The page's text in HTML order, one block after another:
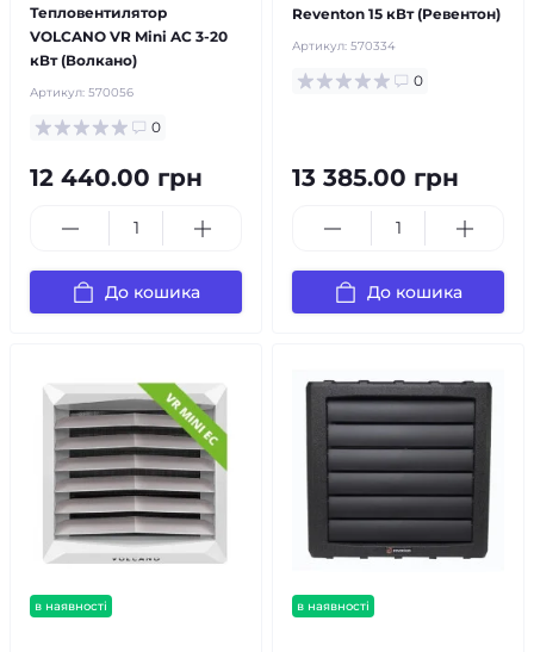
Тепловентилятор
VOLCANO VR Mini AC 3-20
кВт (Волкано)
Артикул: 570056
0
12 440.00 грн
До кошика
Reventon 15 кВт (Ревентон)
Артикул: 570334
0
13 385.00 грн
До кошика
в наявності
в наявності